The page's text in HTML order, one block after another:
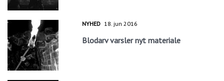
NYHED 18. jun 2016
Blodarv varsler nyt materiale